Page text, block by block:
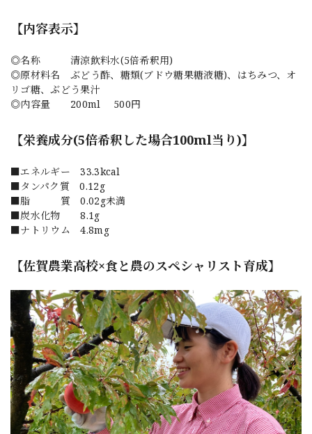
【内容表示】
◎名称 清涼飲料水(5倍希釈用)
◎原材料名 ぶどう酢、糖類(ブドウ糖果糖液糖)、はちみつ、オ
リゴ糖、ぶどう果汁
◎内容量 200ml 500円
【栄養成分(5倍希釈した場合100ml当り)】
■エネルギー 33.3kcal
■タンパク質 0.12g
■脂 質 0.02g未満
■炭水化物 8.1g
■ナトリウム 4.8mg
【佐賀農業高校×食と農のスペシャリスト育成】